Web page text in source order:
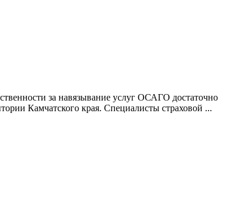
за навязывание услуг ОСАГО достаточно
Камчатского края. Специалисты страховой ...